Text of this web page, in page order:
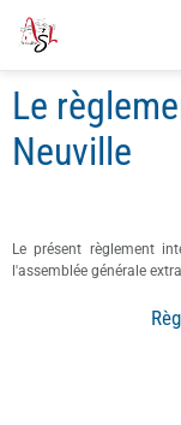
Le
Neuville
Le présent règlement
l'assemblée générale